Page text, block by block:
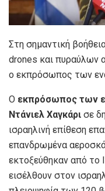
Στη σημαντική
drones και πυραύλων
ο εκπρόσωπος των
O εκπρόσωπος των
Ντάνιελ Χαγκάρι σε
ισραηλινή επίθεση
επανδρωμένα
εκτοξεύθηκαν από το
εισέλθουν στον